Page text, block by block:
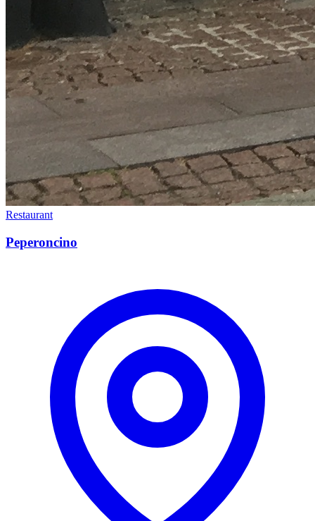
Restaurant
Peperoncino